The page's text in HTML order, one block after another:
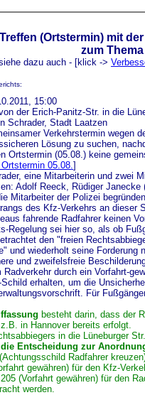
(Ortstermin) mit
zum
dazu auch - [klick ->
15:00
der Erich-Panitz-Str. in die
Schrader, Stadt Laatzen
Verkehrstermin wegen
Lösung zu suchen,
Ortstermin (05.08.) keine
05.08.]
eine Mitarbeiterin und zwei
Adolf Reeck, Rüdiger Janecke
Mitarbeiter der Polizei
des Kfz-Verkehrs an
fahrende Radfahrer keinen
Regelung sei hier so, als ob
den "freien
und wiederholt seine Forderung
und zweifelsfreie
Radverkehr durch ein Vorfahrt-
erhalten, um die
Für
besteht darin, dass der
in Hannover bereits erfolgt.
in die Lüneburger
Entscheidung zur
Radfahrer
gewähren) für den Kfz-
(Vorfahrt gewähren) für den
werden.